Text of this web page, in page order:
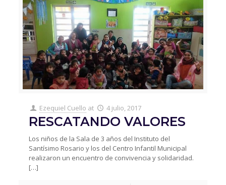
Ezequiel Cuello at 4 julio, 2017
RESCATANDO VALORES
Los niños de la Sala de 3 años del Instituto del
Santísimo Rosario y los del Centro Infantil Municipal
realizaron un encuentro de convivencia y solidaridad.
[…]